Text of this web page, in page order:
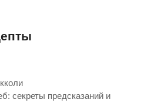
секреты предсказаний и